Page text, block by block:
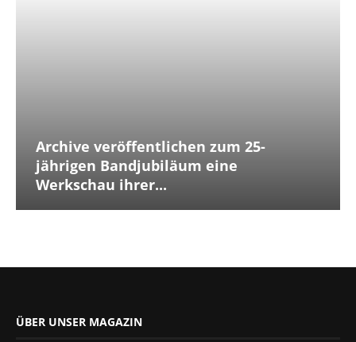
Archive veröffentlichen zum 25-
jährigen Bandjubiläum eine
Werkschau ihrer...
ÜBER UNSER MAGAZIN